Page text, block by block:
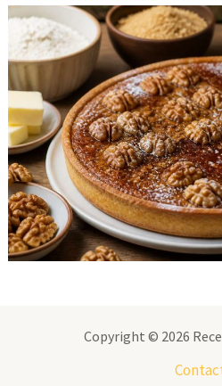
Copyright © 2026